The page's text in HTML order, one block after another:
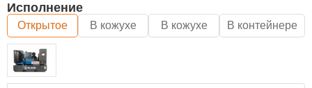
Исполнение
Открытое В кожухе В кожухе В контейнере